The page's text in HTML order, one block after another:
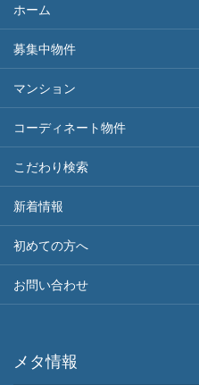
ホーム
募集中物件
マンション
コーディネート物件
こだわり検索
新着情報
初めての方へ
お問い合わせ
メタ情報